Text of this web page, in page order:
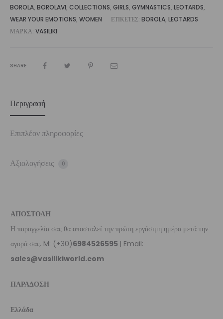
BOROLA, BOROLAVI, COLLECTIONS, GIRLS, GYMNASTICS, LEOTARDS,
WEAR YOUR EMOTIONS, WOMEN ΕΤΙΚΈΤΕΣ: BOROLA, LEOTARDS
ΜΆΡΚΑ: VASILIKI
SHARE
Περιγραφή
Επιπλέον πληροφορίες
Αξιολογήσεις 0
ΑΠΟΣΤΟΛΗ
Η παραγγελία σας θα αποσταλεί την πρώτη εργάσιμη ημέρα μετά την
αγορά σας. M: (+30)6984526595 | Email:
sales@vasilikiworld.com
ΠΑΡΑΔΟΣΗ
Ελλάδα